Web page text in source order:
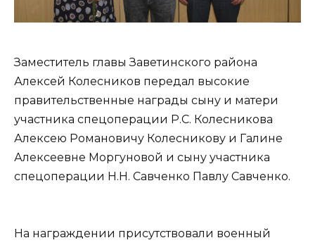
Заместитель главы Заветинского района
Алексей Колесников передал высокие
правительственные награды сыну и матери
участника спецоперации Р.С. Колесникова
Алексею Романовичу Колесникову и Галине
Алексеевне Моргуновой и сыну участника
спецоперации Н.Н. Савченко Павлу Савченко.
На награждении присутствовали военный